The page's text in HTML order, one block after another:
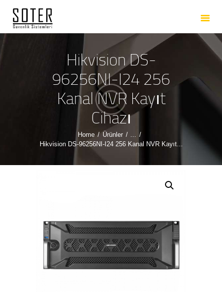
Hikvision DS-
96256NI-I24 256
Kanal NVR Kayıt
Cihazı
Home Ürünler
...
Hikvision DS-96256NI-I24 256 Kanal NVR Kayıt...
ANASAYFA
HAKKIMIZDA
HIZMETLERIMIZ
ÜRÜNLERIMIZ
REFERANSLARIMIZ
İLETIŞIM